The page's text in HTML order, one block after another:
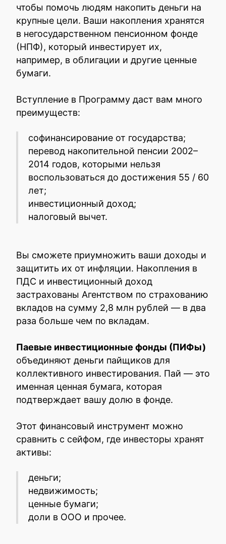
чтобы помочь людям накопить деньги на
крупные цели. Ваши накопления хранятся
в негосударственном пенсионном фонде
(НПФ), который инвестирует их,
например, в облигации и другие ценные
бумаги.
Вступление в Программу даст вам много
преимуществ:
софинансирование от государства;
перевод накопительной пенсии 2002–
2014 годов, которыми нельзя
воспользоваться до достижения 55 / 60
лет;
инвестиционный доход;
налоговый вычет.
Вы сможете приумножить ваши доходы и
защитить их от инфляции. Накопления в
ПДС и инвестиционный доход
застрахованы Агентством по страхованию
вкладов на сумму 2,8 млн рублей — в два
раза больше чем по вкладам.
Паевые инвестиционные фонды (ПИФы)
объединяют деньги пайщиков для
коллективного инвестирования. Пай — это
именная ценная бумага, которая
подтверждает вашу долю в фонде.
Этот финансовый инструмент можно
сравнить с сейфом, где инвесторы хранят
активы:
деньги;
недвижимость;
ценные бумаги;
доли в ООО и прочее.